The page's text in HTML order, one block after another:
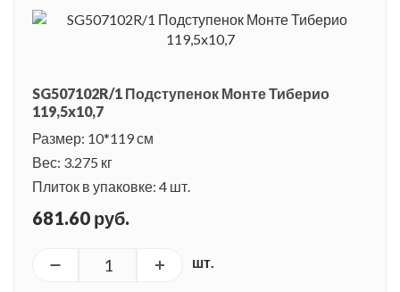
SG507102R/1 Подступенок Монте Тиберио
119,5x10,7
Размер: 10*119 см
Вес: 3.275 кг
Плиток в упаковке: 4 шт.
681.60 руб.
шт.